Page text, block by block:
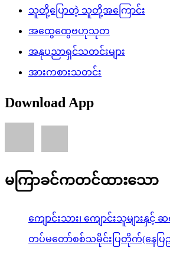
သူတို့ပြောတဲ့ သူတို့အကြောင်း
အထွေထွေဗဟုသုတ
အနုပညာရှင်သတင်းများ
အားကစားသတင်း
Download App
မကြာခင်ကတင်ထားသော
ကျောင်းသား၊ ကျောင်းသူများနှင့် ဆ
တပ်မတော်စစ်သမိုင်းပြတိုက်(နေပ